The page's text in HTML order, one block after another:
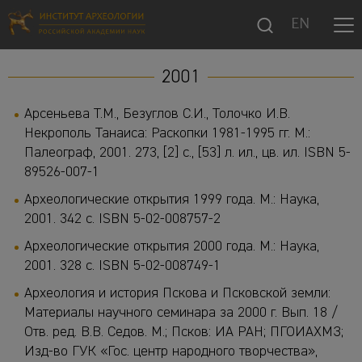
EN
2001
Арсеньева Т.М., Безуглов С.И., Толочко И.В.
Некрополь Танаиса: Раскопки 1981-1995 гг. М.:
Палеограф, 2001. 273, [2] с., [53] л. ил., цв. ил. ISBN 5-
89526-007-1
Археологические открытия 1999 года. М.: Наука,
2001. 342 с. ISBN 5-02-008757-2
Археологические открытия 2000 года. М.: Наука,
2001. 328 с. ISBN 5-02-008749-1
Археология и история Пскова и Псковской земли:
Материалы научного семинара за 2000 г. Вып. 18 /
Отв. ред. В.В. Седов. М.; Псков: ИА РАН; ПГОИАХМЗ;
Изд-во ГУК «Гос. центр народного творчества»,